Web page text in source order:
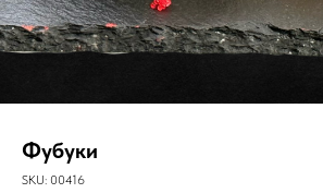
Фубуки
SKU: 00416